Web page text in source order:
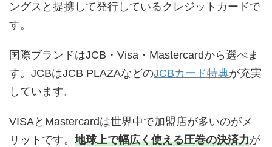
ングスと提携して発行しているクレジットカードで
す。
国際ブランドはJCB・Visa・Mastercardから選べま
す。JCBはJCB PLAZAなどのJCBカード特典が充実
しています。
VISAとMastercardは世界中で加盟店が多いのがメ
リットです。地球上で幅広く使える圧巻の決済力が